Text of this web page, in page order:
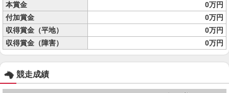
本賞金
0万円
付加賞金
0万円
収得賞金（平地）
0万円
収得賞金（障害）
0万円
競走成績